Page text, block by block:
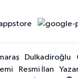
Dulkadiroğlu
Resmi İlan